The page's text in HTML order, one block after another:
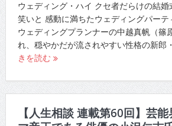
笑いと 感動に満ちたウェディングパー
ウェディングプランナーの中越真帆（篠
れ、穏やかだが流されやすい性格の新郎
きを読む
マ帝王である俳優の小沢仁志